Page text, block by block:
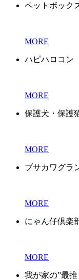
ペットボック
MORE
ハピハロコン
MORE
保護犬・保護
MORE
ブサカワグラ
MORE
にゃん仔倶楽
MORE
我が家の”最推